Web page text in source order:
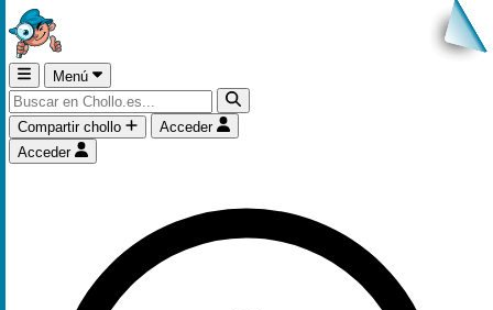
Menú
Compartir chollo
Acceder
Acceder